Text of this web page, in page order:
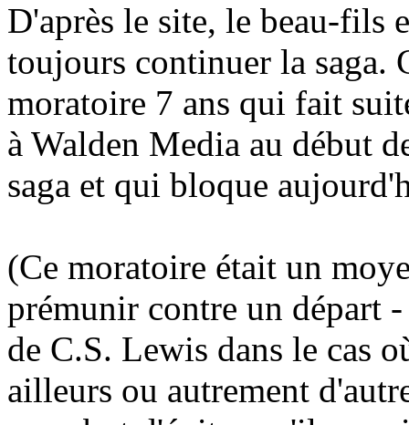
D'après le site, le beau-fils
toujours continuer la saga.
moratoire 7 ans qui fait
à Walden Media au début
saga et qui bloque
(Ce moratoire était un
prémunir contre un départ
de C.S. Lewis dans le cas
ailleurs ou autrement